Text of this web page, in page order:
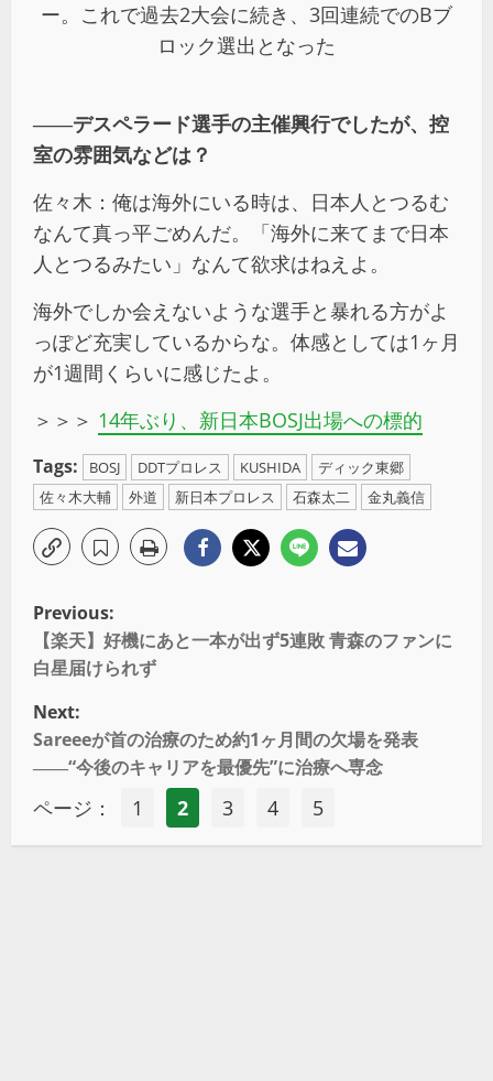
ー。これで過去2大会に続き、3回連続でのBブ
ロック選出となった
――デスペラード選手の主催興行でしたが、控
室の雰囲気などは？
佐々木：俺は海外にいる時は、日本人とつるむ
なんて真っ平ごめんだ。「海外に来てまで日本
人とつるみたい」なんて欲求はねえよ。
海外でしか会えないような選手と暴れる方がよ
っぽど充実しているからな。体感としては1ヶ月
が1週間くらいに感じたよ。
＞＞＞ 14年ぶり、新日本BOSJ出場への標的
Tags: BOSJ DDTプロレス KUSHIDA
ディック東郷
佐々木大輔
外道 新日本プロレス 石森太二 金丸義信
Previous:
【楽天】好機にあと一本が出ず5連敗 青森のファンに
白星届けられず
Next:
Sareeeが首の治療のため約1ヶ月間の欠場を発表
――“今後のキャリアを最優先”に治療へ専念
ページ： 1 2 3 4 5